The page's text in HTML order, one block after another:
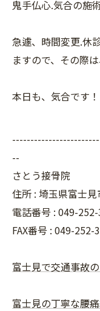
鬼手仏心.気合の施
急遽、時間変更.休
ますので、その際
本日も、気合です！
--
さとう接骨院
住所 : 埼玉県富士
電話番号 : 049-
FAX番号 : 049-252-
富士見で交通事故
富士見の丁寧な腰